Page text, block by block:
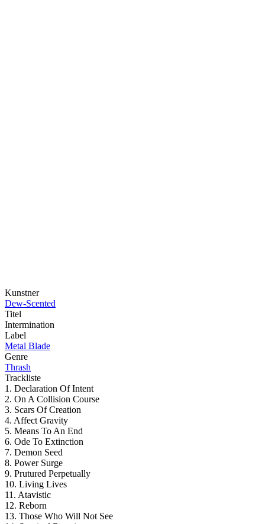
Kunstner
Dew-Scented
Titel
Intermination
Label
Metal Blade
Genre
Thrash
Trackliste
1. Declaration Of Intent
2. On A Collision Course
3. Scars Of Creation
4. Affect Gravity
5. Means To An End
6. Ode To Extinction
7. Demon Seed
8. Power Surge
9. Prutured Perpetually
10. Living Lives
11. Atavistic
12. Reborn
13. Those Who Will Not See